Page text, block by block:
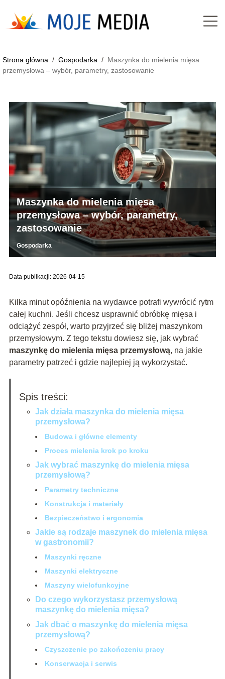
Strona główna / Gospodarka / Maszynka do mielenia mięsa
przemysłowa – wybór, parametry, zastosowanie
Maszynka do mielenia mięsa
przemysłowa – wybór, parametry,
zastosowanie
Gospodarka
Data publikacji: 2026-04-15
Kilka minut opóźnienia na wydawce potrafi wywrócić rytm
całej kuchni. Jeśli chcesz usprawnić obróbkę mięsa i
odciążyć zespół, warto przyjrzeć się bliżej maszynkom
przemysłowym. Z tego tekstu dowiesz się, jak wybrać
maszynkę do mielenia mięsa przemysłową, na jakie
parametry patrzeć i gdzie najlepiej ją wykorzystać.
Spis treści:
Jak działa maszynka do mielenia mięsa
przemysłowa?
Budowa i główne elementy
Proces mielenia krok po kroku
Jak wybrać maszynkę do mielenia mięsa
przemysłową?
Parametry techniczne
Konstrukcja i materiały
Bezpieczeństwo i ergonomia
Jakie są rodzaje maszynek do mielenia mięsa
w gastronomii?
Maszynki ręczne
Maszynki elektryczne
Maszyny wielofunkcyjne
Do czego wykorzystasz przemysłową
maszynkę do mielenia mięsa?
Jak dbać o maszynkę do mielenia mięsa
przemysłową?
Czyszczenie po zakończeniu pracy
Konserwacja i serwis